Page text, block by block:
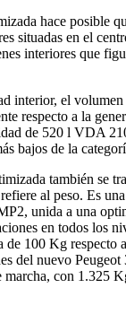
hace posible
situadas en el
interiores que
interior, el volumen
respecto a la
de 520 l VDA
bajos de la
también se
al peso. Es
unida a una
en todos los
de 100 Kg respecto
del nuevo Peugeot
marcha, con 1.325